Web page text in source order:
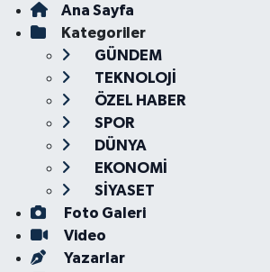
Ana Sayfa
Kategoriler
GÜNDEM
TEKNOLOJİ
ÖZEL HABER
SPOR
DÜNYA
EKONOMİ
SİYASET
Foto Galeri
Video
Yazarlar